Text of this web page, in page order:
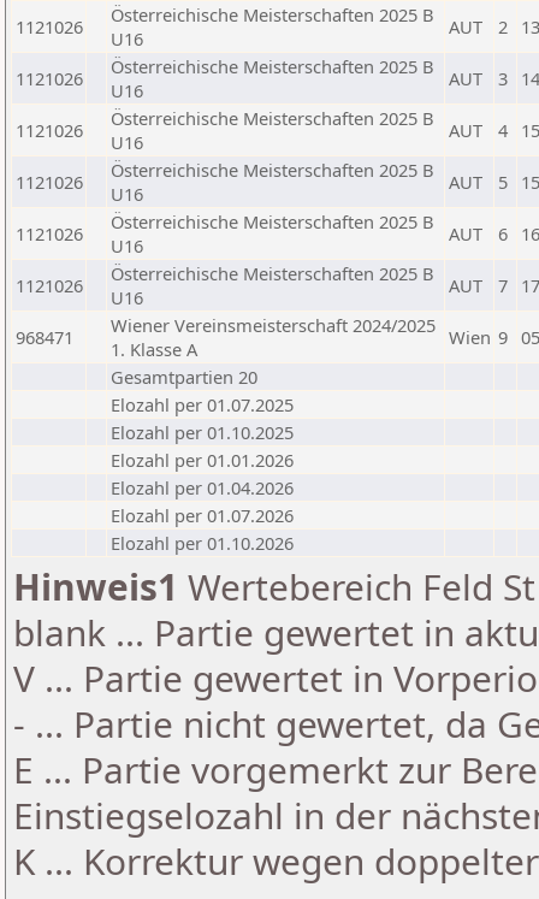
1121026
Österreichische Meisterschaften 2025 B
U16
AUT 2
1121026
Österreichische Meisterschaften 2025 B
U16
AUT 3
1121026
Österreichische Meisterschaften 2025 B
U16
AUT 4
1121026
Österreichische Meisterschaften 2025 B
U16
AUT 5
1121026
Österreichische Meisterschaften 2025 B
U16
AUT 6
1121026
Österreichische Meisterschaften 2025 B
U16
AUT 7
968471
Wiener Vereinsmeisterschaft 2024/2025
1. Klasse A
Wien 9
Gesamtpartien 20
Elozahl per 01.07.2025
Elozahl per 01.10.2025
Elozahl per 01.01.2026
Elozahl per 01.04.2026
Elozahl per 01.07.2026
Elozahl per 01.10.2026
Hinweis1 Wertebereich Feld
blank ... Partie gewertet in
V ... Partie gewertet in
- ... Partie nicht gewertet, da
E ... Partie vorgemerkt zur
Einstiegselozahl in der
K ... Korrektur wegen